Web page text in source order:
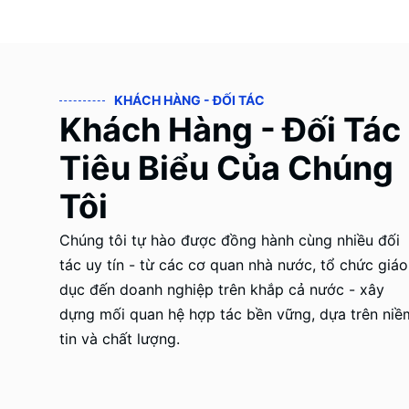
KHÁCH HÀNG - ĐỐI TÁC
Khách Hàng - Đối Tác
Tiêu Biểu Của Chúng
Tôi
Chúng tôi tự hào được đồng hành cùng nhiều đối
tác uy tín - từ các cơ quan nhà nước, tổ chức giáo
dục đến doanh nghiệp trên khắp cả nước - xây
dựng mối quan hệ hợp tác bền vững, dựa trên
tin và chất lượng.